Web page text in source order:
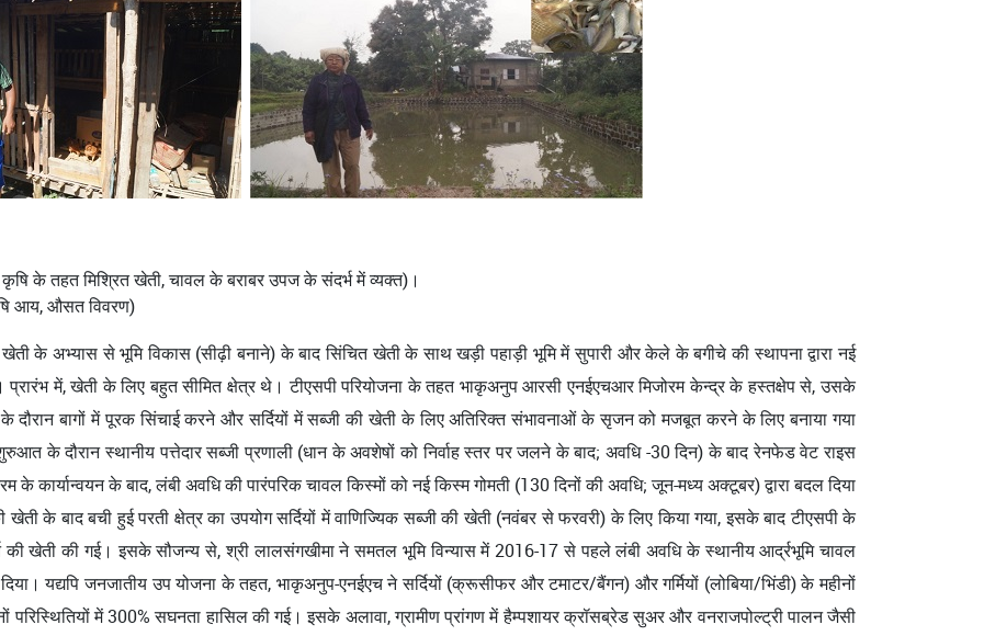
के तहत मिश्रित खेती, चावल के बराबर उपज के संदर्भ में व्यक्त)।
आय, औसत विवरण)
खेती के अभ्यास से भूमि विकास (सीढ़ी बनाने) के बाद सिंचित खेती के साथ खड़ी पहाड़ी भूमि में सुपारी और केले के बगीचे की स्थापना द्वारा नई
प्रारंभ में, खेती के लिए बहुत सीमित क्षेत्र थे। टीएसपी परियोजना के तहत भाकृअनुप आरसी एनईएचआर मिजोरम केन्द्र के हस्तक्षेप से, उसके
दौरान बागों में पूरक सिंचाई करने और सर्दियों में सब्जी की खेती के लिए अतिरिक्त संभावनाओं के सृजन को मजबूत करने के लिए बनाया गया
के दौरान स्थानीय पत्तेदार सब्जी प्रणाली (धान के अवशेषों को निर्वाह स्तर पर जलने के बाद; अवधि -30 दिन) के बाद रेनफेड वेट राइस
कार्यान्वयन के बाद, लंबी अवधि की पारंपरिक चावल किस्मों को नई किस्म गोमती (130 दिनों की अवधि; जून-मध्य अक्टूबर) द्वारा बदल दिया
खेती के बाद बची हुई परती क्षेत्र का उपयोग सर्दियों में वाणिज्यिक सब्जी की खेती (नवंबर से फरवरी) के लिए किया गया, इसके बाद टीएसपी के
की खेती की गई। इसके सौजन्य से, श्री लालसंगखीमा ने समतल भूमि विन्यास में 2016-17 से पहले लंबी अवधि के स्थानीय आर्द्रभूमि चावल
यद्यपि जनजातीय उप योजना के तहत, भाकृअनुप-एनईएच ने सर्दियों (क्रूसीफर और टमाटर/बैंगन) और गर्मियों (लोबिया/भिंडी) के महीनों
परिस्थितियों में 300% सघनता हासिल की गई। इसके अलावा, ग्रामीण प्रांगण में हैम्पशायर क्रॉसब्रेड सुअर और वनराजपोल्ट्री पालन जैसी